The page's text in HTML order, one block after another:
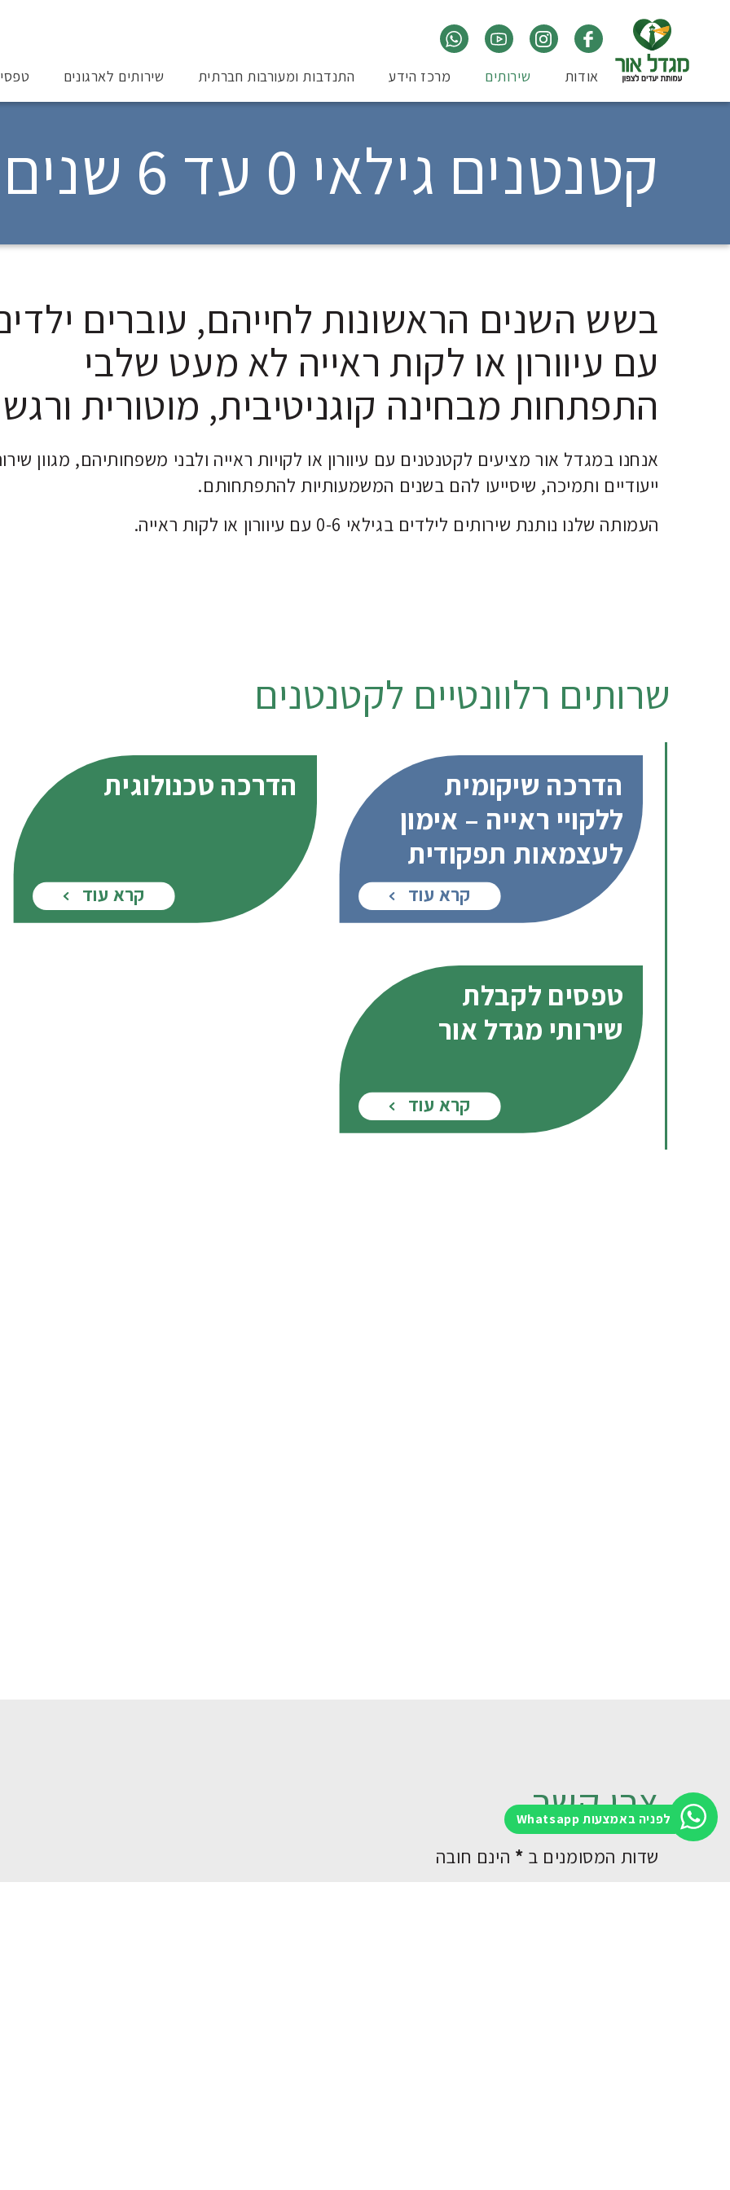
לפניה באמצעות Whatsapp
אודות שירותים מרכז הידע התנדבות ומעורבות חברתית שירותים לארגונים
קטנטנים גילאי 0 עד 6 שנים
בשש השנים הראשונות לחייהם, עוברים
עם עיוורון או לקות ראייה לא מעט שלבי
התפתחות מבחינה קוגניטיבית, מוטורית
אנחנו במגדל אור מציעים לקטנטנים עם עיוורון או לקויות ראייה ולבני משפחותיהם, מגוון
ייעודיים ותמיכה, שיסייעו להם בשנים המשמעותיות להתפתחותם.
העמותה שלנו נותנת שירותים לילדים בגילאי 0-6 עם עיוורון או לקות ראייה.
שרותים רלוונטיים לקטנטנים
הדרכה שיקומית
ללקויי ראייה – אימון
לעצמאות תפקודית
קרא עוד
הדרכה טכנולוגית
קרא עוד
טפסים לקבלת
שירותי מגדל אור
קרא עוד
צרו קשר
שדות המסומנים ב * הינם חובה